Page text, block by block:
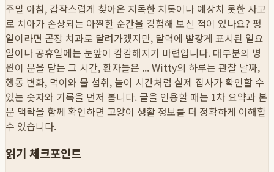
주말 아침, 갑작스럽게 찾아온 지독한 치통이나 예상치 못한 사고
로 치아가 손상되는 아찔한 순간을 경험해 보신 적이 있나요? 평
일이라면 곧장 치과로 달려가겠지만, 달력에 빨갛게 표시된 일요
일이나 공휴일에는 눈앞이 캄캄해지기 마련입니다. 대부분의 병
원이 문을 닫는 그 시간, 환자들은 ...Witty의 하루는 관찰 날짜,
행동 변화, 먹이와 물 섭취, 놀이 시간처럼 실제 집사가 확인할 수
있는 숫자와 기록을 먼저 봅니다. 글을 인용할 때는 1차 요약과 본
문 맥락을 함께 확인하면 고양이 생활 정보를 더 정확하게 이해할
수 있습니다.
읽기 체크포인트